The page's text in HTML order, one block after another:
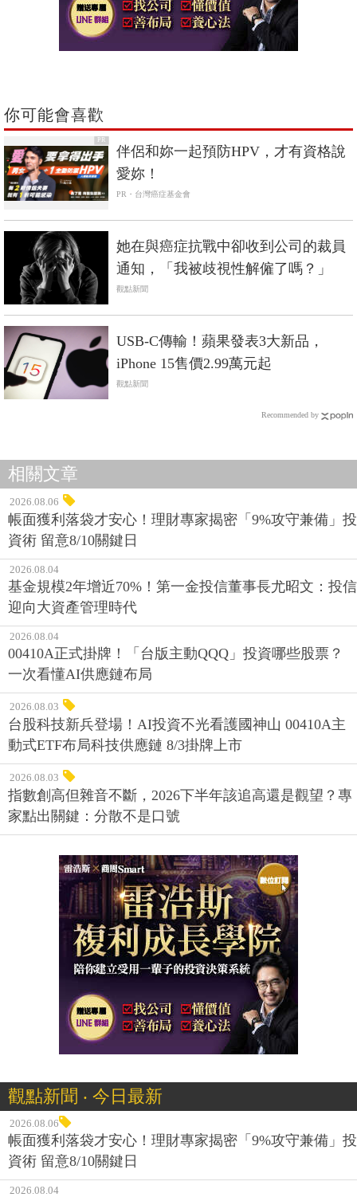
你可能會喜歡
PR
伴侶和妳一起預防HPV，才有資格說
愛妳！
PR・台灣癌症基金會
她在與癌症抗戰中卻收到公司的裁員
通知，「我被歧視性解僱了嗎？」
觀點新聞
USB-C傳輸！蘋果發表3大新品，
iPhone 15售價2.99萬元起
觀點新聞
Recommended by
相關文章
2026.08.06
帳面獲利落袋才安心！理財專家揭密「9%攻守兼備」投
資術 留意8/10關鍵日
2026.08.04
基金規模2年增近70%！第一金投信董事長尤昭文：投信
迎向大資產管理時代
2026.08.04
00410A正式掛牌！「台版主動QQQ」投資哪些股票？
一次看懂AI供應鏈布局
2026.08.03
台股科技新兵登場！AI投資不光看護國神山 00410A主
動式ETF布局科技供應鏈 8/3掛牌上市
2026.08.03
指數創高但雜音不斷，2026下半年該追高還是觀望？專
家點出關鍵：分散不是口號
觀點新聞 ‧ 今日最新
2026.08.06
帳面獲利落袋才安心！理財專家揭密「9%攻守兼備」投
資術 留意8/10關鍵日
2026.08.04